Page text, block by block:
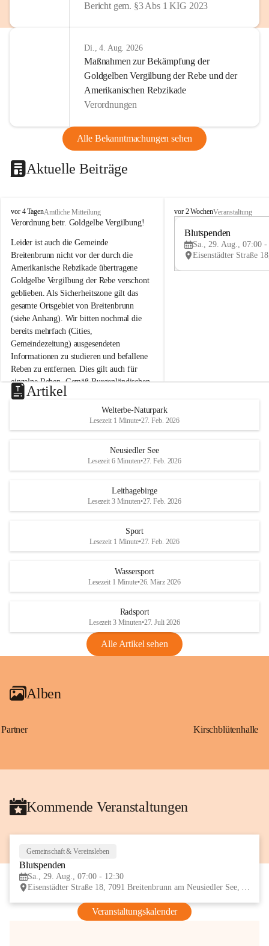
Bericht gem. §3 Abs 1 KIG 2023
Di., 4. Aug. 2026
Maßnahmen zur Bekämpfung der
Goldgelben Vergilbung der Rebe und der
Amerikanischen Rebzikade
Verordnungen
Alle Bekanntmachungen sehen
Aktuelle Beiträge
B
r
i
t
e
n
b
r
u
n
n
a
m
N
e
u
s
d
S
vor 4 TagenAmtliche Mitteilung
Verordnung betr. Goldgelbe Vergilbung!
Leider ist auch die Gemeinde
Breitenbrunn nicht vor der durch die
Amerikanische Rebzikade übertragene
Goldgelbe Vergilbung der Rebe verschont
geblieben. Als Sicherheitszone gilt das
gesamte Ortsgebiet von Breitenbrunn
(siehe Anhang). Wir bitten nochmal die
bereits mehrfach (Cities,
Gemeindezeitung) ausgesendeten
Informationen zu studieren und befallene
Reben zu entfernen. Dies gilt auch für
einzelne Reben. Gemäß Burgenländischen
Weinbaugesetz sind nicht gepflegte oder
unzulässige Weingärten zu roden! Bitte
helfen wir zusammen um unsere Winzer
vor den prognostizierten Ernteausfällen
und den daraus folgenden wirtschaftlichen
Maßnahmen zur Bekämpfung
Rebe und der Amerikanischen
Anhang VBl. EU Nr. 18
1 Seite•1,4 MB
VBl. EU Nr. 18_2026
B
e
u
e
d
r
S
vor 2 WochenVeranstaltung
Blutspenden
Sa., 29. Aug., 07:00 -
Artikel
Welterbe-Naturpark
Lesezeit 1 Minute•27. Feb. 2026
Neusiedler See
Lesezeit 6 Minuten•27. Feb. 2026
Leithagebirge
Lesezeit 3 Minuten•27. Feb. 2026
Sport
Lesezeit 1 Minute•27. Feb. 2026
Wassersport
Lesezeit 1 Minute•26. März 2026
Radsport
Lesezeit 3 Minuten•27. Juli 2026
Alle Artikel sehen
Alben
Partner Kirschblütenhalle
Kommende Veranstaltungen
Gemeinschaft & Vereinsleben
Blutspenden
Sa., 29. Aug., 07:00 - 12:30
Eisenstädter Straße 18, 7091 Breitenbrunn am Neusiedler See, AUT
Veranstaltungskalender